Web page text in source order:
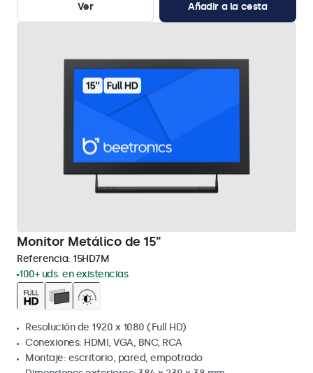
Ver
Añadir a la cesta
Monitor Metálico de 15"
Referencia: 15HD7M
100+ uds. en existencias
Resolución de 1920 x 1080 (Full HD)
Conexiones: HDMI, VGA, BNC, RCA
Montaje: escritorio, pared, empotrado